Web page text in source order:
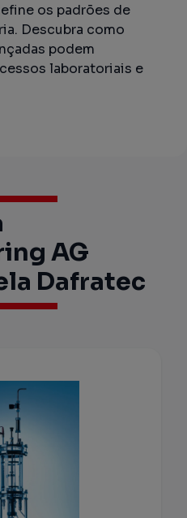
os padrões de
Descubra como
podem
laboratoriais e
AG
Dafratec